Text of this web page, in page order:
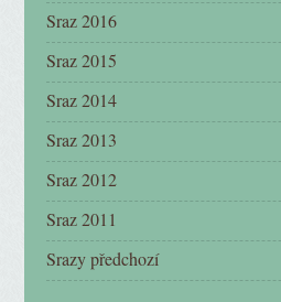
Sraz 2016
Sraz 2015
Sraz 2014
Sraz 2013
Sraz 2012
Sraz 2011
Srazy předchozí